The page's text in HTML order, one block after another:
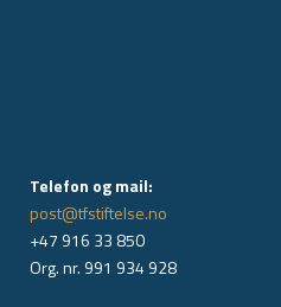
Telefon og mail:
post@tfstiftelse.no
+47 916 33 850
Org. nr. 991 934 928